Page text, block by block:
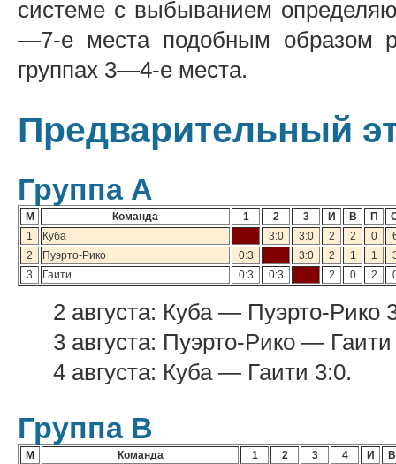
системе с выбыванием
—7-е места подобным образом
группах 3—4-е места.
Предварительный
Группа А
М Команда 1 2 3 И В П
1
Куба 3:0 3:0 2 2 0
2
Пуэрто-Рико 0:3 3:0 2 1 1
3
Гаити 0:3 0:3 2 0 2
2 августа: Куба — Пуэрто-Рико
3 августа: Пуэрто-Рико —
4 августа: Куба — Гаити 3:0.
Группа В
М Команда 1 2 3 4 И
В